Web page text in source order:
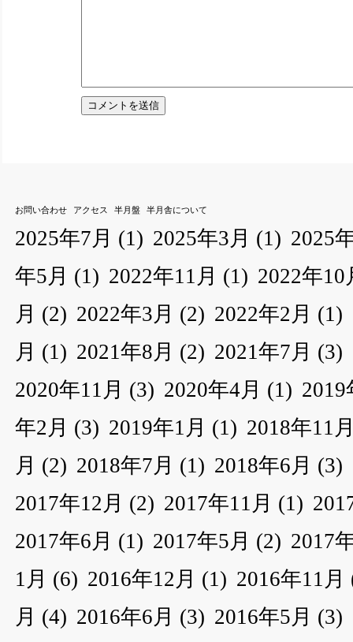
お問い合わせ アクセス 半月盤 半月舎について
2025年7月 (1) 2025年3月 (1) 2025
年5月 (1) 2022年11月 (1) 2022年10
月 (2) 2022年3月 (2) 2022年2月 (1)
月 (1) 2021年8月 (2) 2021年7月 (3)
2020年11月 (3) 2020年4月 (1) 2019
年2月 (3) 2019年1月 (1) 2018年11
月 (2) 2018年7月 (1) 2018年6月 (3)
2017年12月 (2) 2017年11月 (1)
2017年6月 (1) 2017年5月 (2) 2017
1月 (6) 2016年12月 (1) 2016年11月
月 (4) 2016年6月 (3) 2016年5月 (3)